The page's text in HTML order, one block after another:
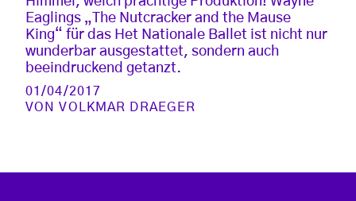
Eaglings „The Nutcracker and the Mause
King“ für das Het Nationale Ballet ist nicht nur
wunderbar ausgestattet, sondern auch
beeindruckend getanzt.
01/04/2017
VONVOLKMAR DRAEGER